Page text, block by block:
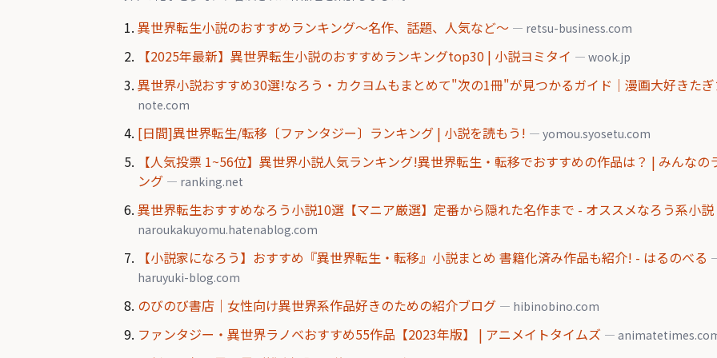
異世界転生小説のおすすめランキング〜名作、話題、人気など〜 — retsu-business.com
【2025年最新】異世界転生小説のおすすめランキングtop30 | 小説ヨミタイ — wook.jp
異世界小説おすすめ30選!なろう・カクヨムもまとめて"次の1冊"が見つかるガイド｜漫画大好きた
note.com
[日間]異世界転生/転移〔ファンタジー〕ランキング | 小説を読もう! — yomou.syosetu.com
【人気投票 1~56位】異世界小説人気ランキング!異世界転生・転移でおすすめの作品は？ | みんなの
ング — ranking.net
異世界転生おすすめなろう小説10選【マニア厳選】定番から隠れた名作まで - オススメなろう系小説
naroukakuyomu.hatenablog.com
【小説家になろう】おすすめ『異世界転生・転移』小説まとめ 書籍化済み作品も紹介! - はるのべる
haruyuki-blog.com
のびのび書店｜女性向け異世界系作品好きのための紹介ブログ — hibinobino.com
ファンタジー・異世界ラノベおすすめ55作品【2023年版】 | アニメイトタイムズ —